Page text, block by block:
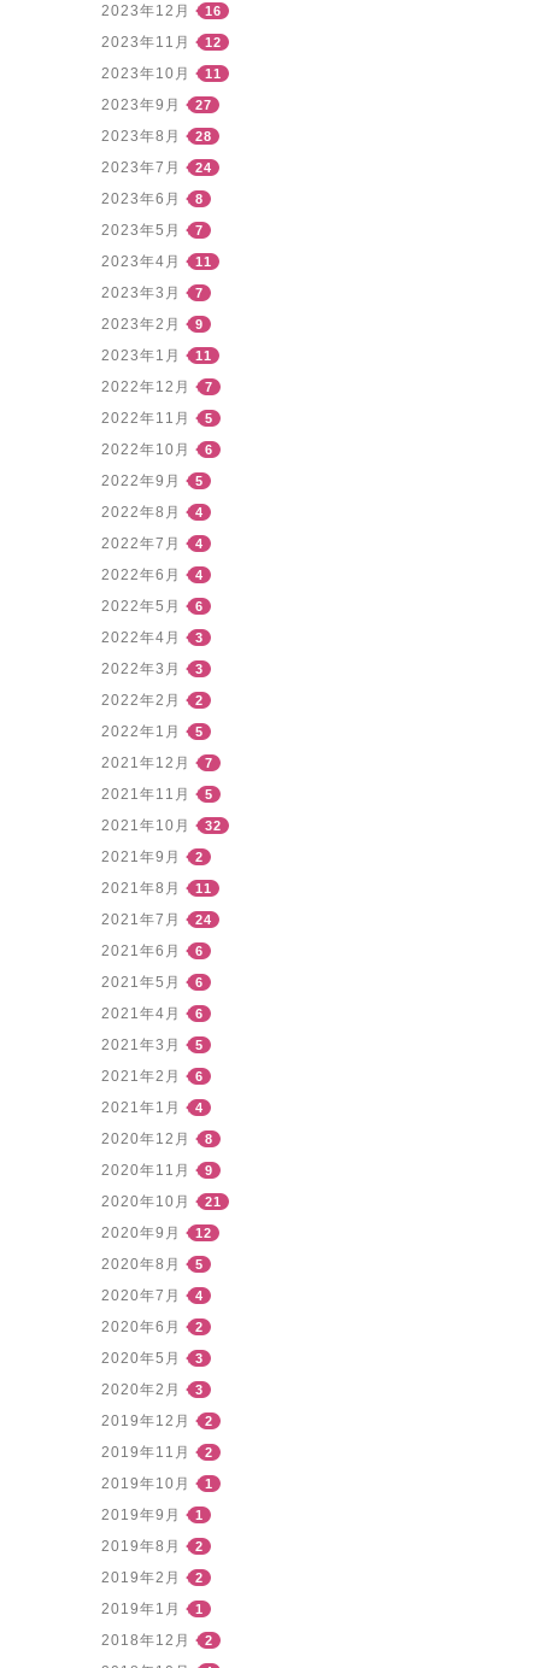
2023年12月 16
2023年11月 12
2023年10月 11
2023年9月 27
2023年8月 28
2023年7月 24
2023年6月 8
2023年5月 7
2023年4月 11
2023年3月 7
2023年2月 9
2023年1月 11
2022年12月 7
2022年11月 5
2022年10月 6
2022年9月 5
2022年8月 4
2022年7月 4
2022年6月 4
2022年5月 6
2022年4月 3
2022年3月 3
2022年2月 2
2022年1月 5
2021年12月 7
2021年11月 5
2021年10月 32
2021年9月 2
2021年8月 11
2021年7月 24
2021年6月 6
2021年5月 6
2021年4月 6
2021年3月 5
2021年2月 6
2021年1月 4
2020年12月 8
2020年11月 9
2020年10月 21
2020年9月 12
2020年8月 5
2020年7月 4
2020年6月 2
2020年5月 3
2020年2月 3
2019年12月 2
2019年11月 2
2019年10月 1
2019年9月 1
2019年8月 2
2019年2月 2
2019年1月 1
2018年12月 2